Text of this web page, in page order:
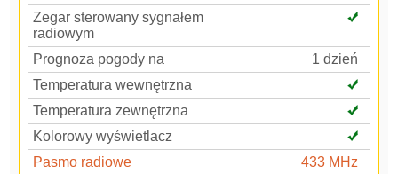
Zegar sterowany sygnałem
radiowym
Prognoza pogody na
1 dzień
Temperatura wewnętrzna
Temperatura zewnętrzna
Kolorowy wyświetlacz
Pasmo radiowe
433 MHz